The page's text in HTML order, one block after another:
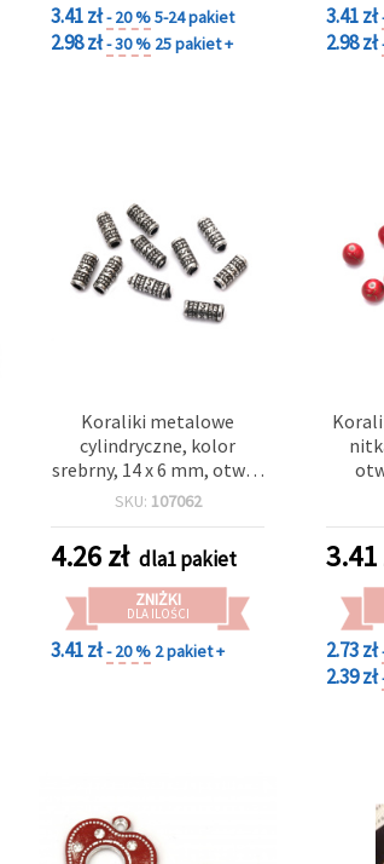
3.41 zł- 20 %5-24 pakiet
2.98 zł- 30 % 25 pakiet +
3.41 zł
2.98 zł
Koraliki metalowe
cylindryczne, kolor
srebrny, 14 x 6 mm, otwór
3 mm, 50 g (~200 szt.)
SKU: 107062
4.26zł dla1 pakiet
ZNIŻKI
DLA ILOŚCI
3.41 zł- 20 % 2 pakiet +
3.41
2.73 zł
2.39 zł